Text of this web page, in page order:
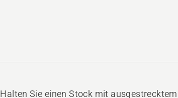
Halten Sie einen Stock mit